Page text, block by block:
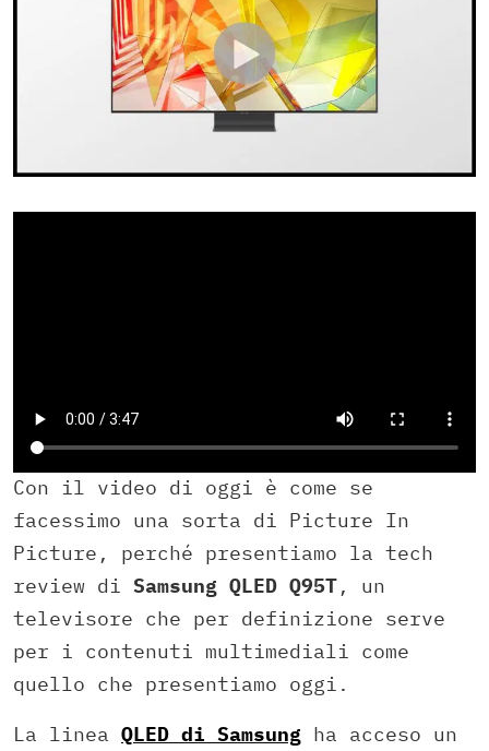
Con il video di oggi è come se
facessimo una sorta di Picture In
Picture, perché presentiamo la tech
review di Samsung QLED Q95T, un
televisore che per definizione serve
per i contenuti multimediali come
quello che presentiamo oggi.
La linea QLED di Samsung ha acceso un